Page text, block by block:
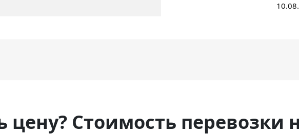
цену? Стоимость перевозки